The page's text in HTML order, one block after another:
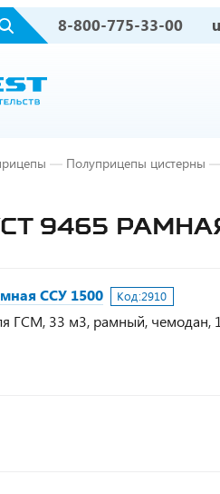
8-800-775-33-00
— Полуприцепы цистерны
9465
ССУ 1500 Код:2910
ГСМ, 33 м3, рамный, чемодан,